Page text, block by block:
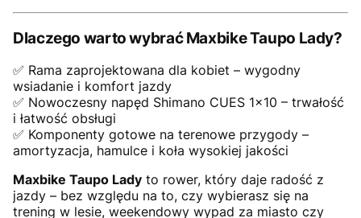
Dlaczego warto wybrać Maxbike Taupo Lady?
✅ Rama zaprojektowana dla kobiet – wygodny
wsiadanie i komfort jazdy
✅ Nowoczesny napęd Shimano CUES 1x10 – trwałość
i łatwość obsługi
✅ Komponenty gotowe na terenowe przygody –
amortyzacja, hamulce i koła wysokiej jakości
Maxbike Taupo Lady to rower, który daje radość z
jazdy – bez względu na to, czy wybierasz się na
trening w lesie, weekendowy wypad za miasto czy